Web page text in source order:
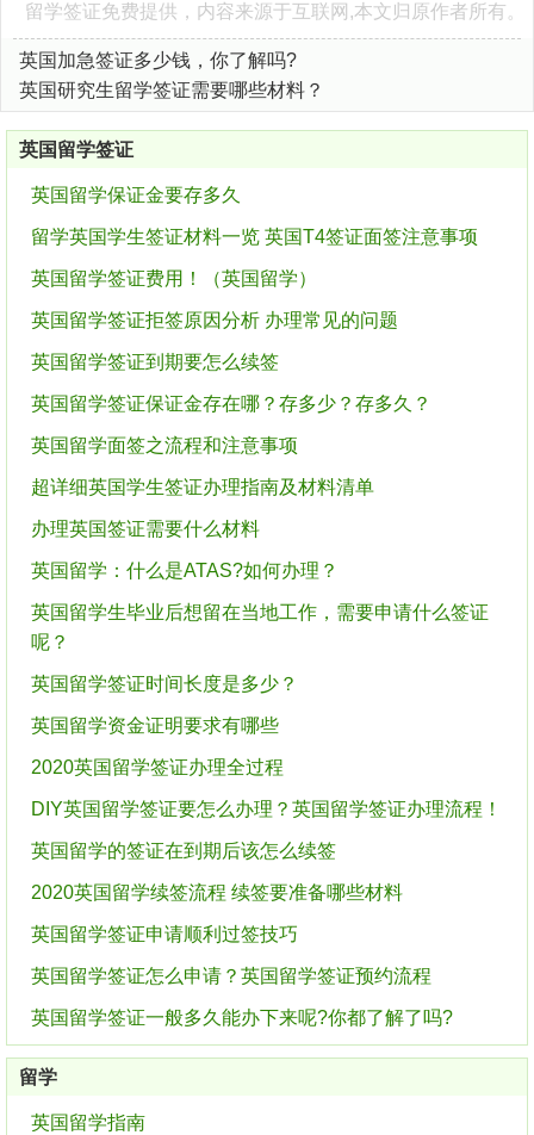
留学签证免费提供，内容来源于互联网,本文归原作者所有。
英国加急签证多少钱，你了解吗?
英国研究生留学签证需要哪些材料？
英国留学签证
英国留学保证金要存多久
留学英国学生签证材料一览 英国T4签证面签注意事项
英国留学签证费用！（英国留学）
英国留学签证拒签原因分析 办理常见的问题
英国留学签证到期要怎么续签
英国留学签证保证金存在哪？存多少？存多久？
英国留学面签之流程和注意事项
超详细英国学生签证办理指南及材料清单
办理英国签证需要什么材料
英国留学：什么是ATAS?如何办理？
英国留学生毕业后想留在当地工作，需要申请什么签证
呢？
英国留学签证时间长度是多少？
英国留学资金证明要求有哪些
2020英国留学签证办理全过程
DIY英国留学签证要怎么办理？英国留学签证办理流程！
英国留学的签证在到期后该怎么续签
2020英国留学续签流程 续签要准备哪些材料
英国留学签证申请顺利过签技巧
英国留学签证怎么申请？英国留学签证预约流程
英国留学签证一般多久能办下来呢?你都了解了吗?
留学
英国留学指南